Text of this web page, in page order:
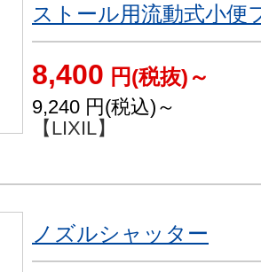
ストール用流動式小便
8,400 円(税抜)～
9,240 円(税込)～
【LIXIL】
ノズルシャッター